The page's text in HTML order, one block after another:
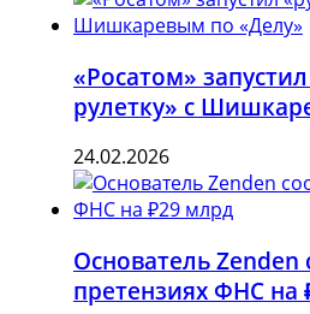
«Росатом»
рулетку» с
24.02.2026
Основатель
претензиях ФНС на